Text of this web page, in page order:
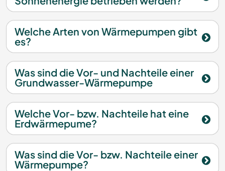
Welche Arten von Wärmepumpen gibt
es?
Was sind die Vor- und Nachteile einer
Grundwasser-Wärmepumpe
Welche Vor- bzw. Nachteile hat eine
Erdwärmepume?
Was sind die Vor- bzw. Nachteile einer
Wärmepumpe?